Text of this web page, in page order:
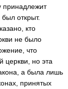
принадлежит
открыт.
кто
не было
что
церкви, но эта
а была лишь
принятых